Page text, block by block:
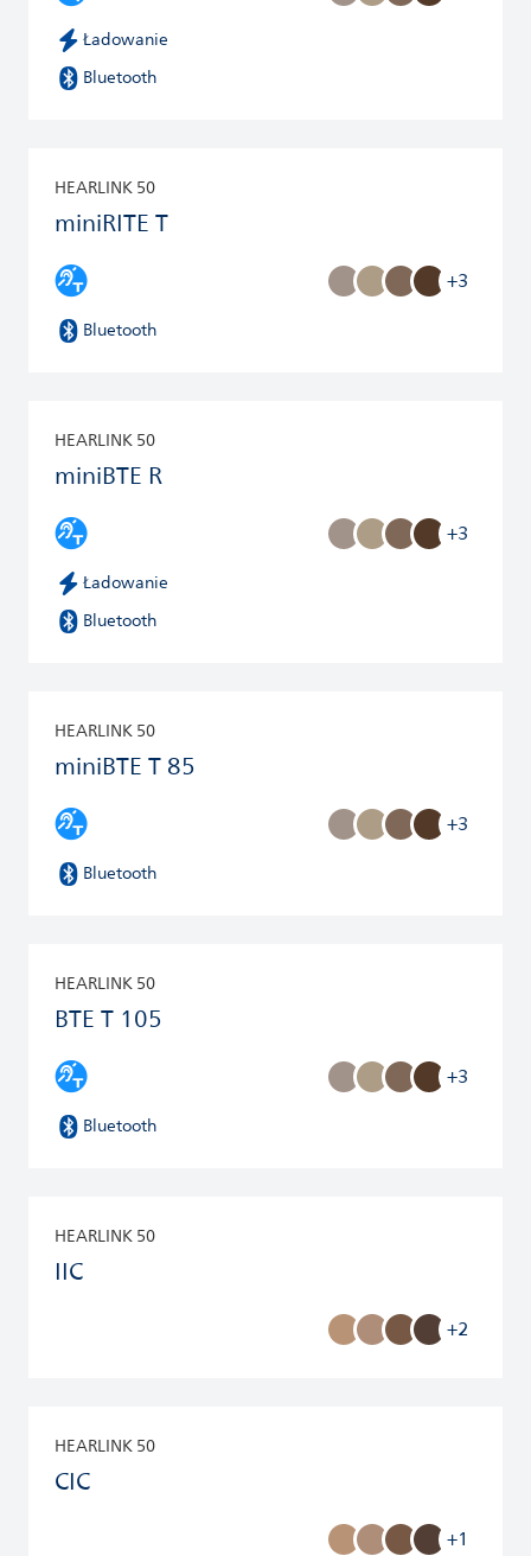
Ładowanie
Bluetooth
HEARLINK 50
miniRITE T
+3
Bluetooth
HEARLINK 50
miniBTE R
+3
Ładowanie
Bluetooth
HEARLINK 50
miniBTE T 85
+3
Bluetooth
HEARLINK 50
BTE T 105
+3
Bluetooth
HEARLINK 50
IIC
+2
HEARLINK 50
CIC
+1